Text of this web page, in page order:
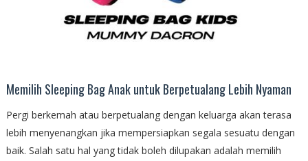
Memilih Sleeping Bag Anak untuk Berpetualang Lebih Nyaman
Pergi berkemah atau berpetualang dengan keluarga akan terasa
lebih menyenangkan jika mempersiapkan segala sesuatu dengan
baik. Salah satu hal yang tidak boleh dilupakan adalah memilih